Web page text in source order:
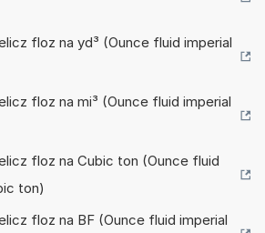
floz na yd³ (Ounce fluid imperial
floz na mi³ (Ounce fluid imperial
floz na Cubic ton (Ounce fluid
ton)
floz na BF (Ounce fluid imperial